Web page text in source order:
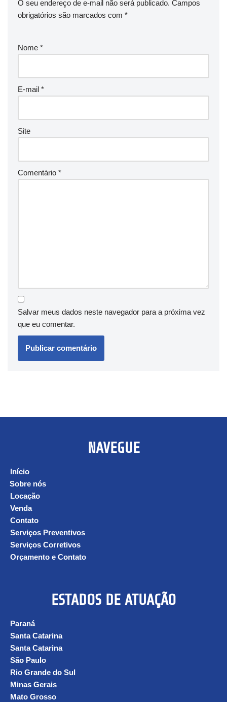
O seu endereço de e-mail não será publicado. Campos
obrigatórios são marcados com *
Nome *
E-mail *
Site
Comentário *
Salvar meus dados neste navegador para a próxima vez
que eu comentar.
NAVEGUE
Início
Sobre nós
Locação
Venda
Contato
Serviços Preventivos
Serviços Corretivos
Orçamento e Contato
ESTADOS DE ATUAÇÃO
Paraná
Santa Catarina
Santa Catarina
São Paulo
Rio Grande do Sul
Minas Gerais
Mato Grosso